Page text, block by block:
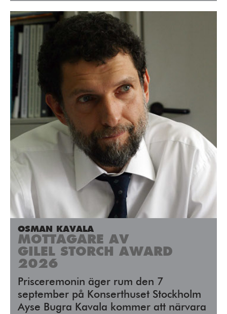
OSMAN KAVALA
MOTTAGARE AV
GILEL STORCH AWARD
2026
Prisceremonin äger rum den 7
september på Konserthuset Stockholm
Ayse Bugra Kavala kommer att närvara